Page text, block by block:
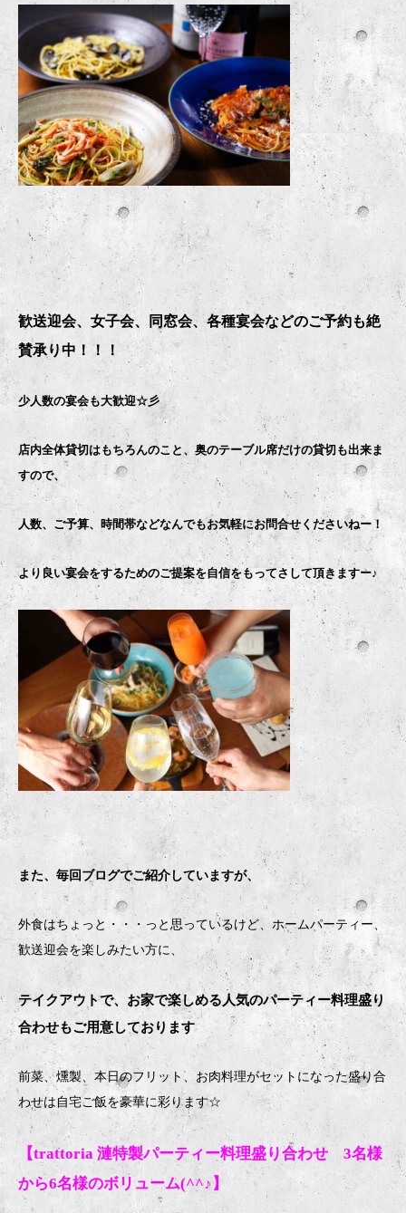
歓送迎会、女子会、同窓会、各種宴会などのご予約も絶
賛承り中！！！
少人数の宴会も大歓迎☆彡
店内全体貸切はもちろんのこと、奥のテーブル席だけの貸切も出来ま
すので、
人数、ご予算、時間帯などなんでもお気軽にお問合せくださいねー！
より良い宴会をするためのご提案を自信をもってさして頂きますー♪
また、毎回ブログでご紹介していますが、
外食はちょっと・・・っと思っているけど、ホームパーティー、
歓送迎会を楽しみたい方に、
テイクアウトで、お家で楽しめる人気のパーティー料理盛り
合わせもご用意しております
前菜、燻製、本日のフリット、お肉料理がセットになった盛り合
わせは自宅ご飯を豪華に彩ります☆
【trattoria 漣特製パーティー料理盛り合わせ 3名様
から6名様のボリューム(^^♪】